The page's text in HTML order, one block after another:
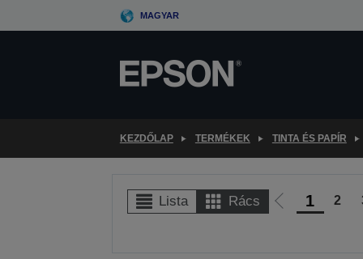
to
MAGYAR
KEZDŐLAP TERMÉKEK TINTA ÉS PAPÍR
Lista Rács
Előző
1 2